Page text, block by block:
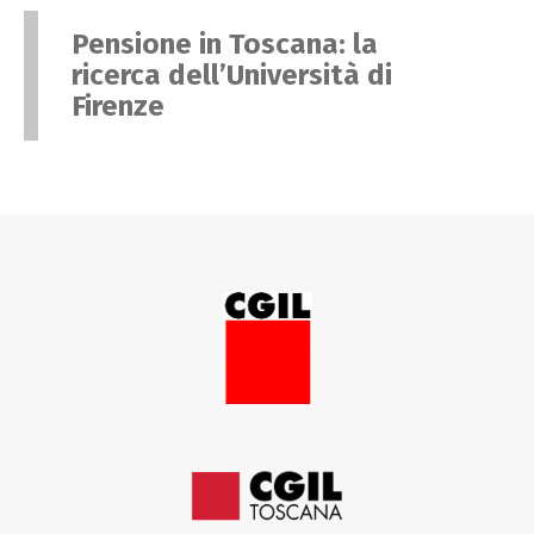
Pensione in Toscana: la
ricerca dell’Università di
Firenze